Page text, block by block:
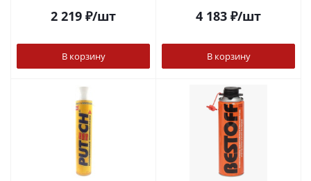
2 219 ₽/шт
В корзину
4 183 ₽/шт
В корзину